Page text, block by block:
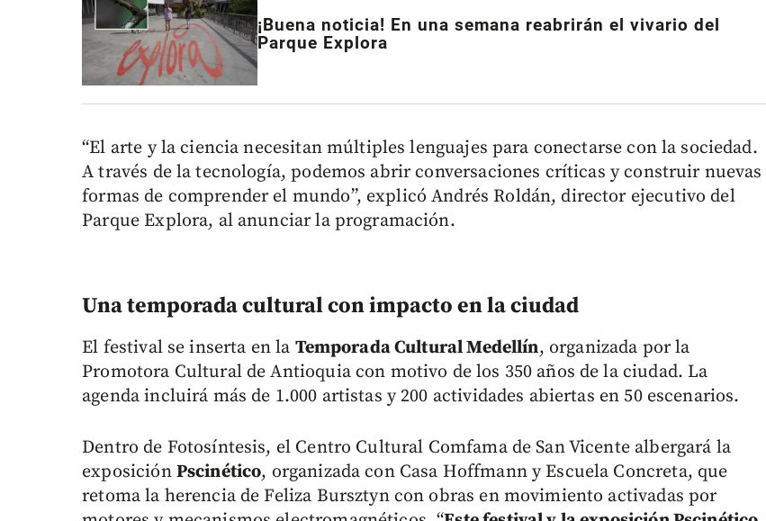
¡Buena noticia! En una semana reabrirán el vivario del
Parque Explora
“El arte y la ciencia necesitan múltiples lenguajes para conectarse con la sociedad.
A través de la tecnología, podemos abrir conversaciones críticas y construir nuevas
formas de comprender el mundo”, explicó Andrés Roldán, director ejecutivo del
Parque Explora, al anunciar la programación.
Una temporada cultural con impacto en la ciudad
El festival se inserta en la Temporada Cultural Medellín, organizada por la
Promotora Cultural de Antioquia con motivo de los 350 años de la ciudad. La
agenda incluirá más de 1.000 artistas y 200 actividades abiertas en 50 escenarios.
Dentro de Fotosíntesis, el Centro Cultural Comfama de San Vicente albergará la
exposición Pscinético, organizada con Casa Hoffmann y Escuela Concreta, que
retoma la herencia de Feliza Bursztyn con obras en movimiento activadas por